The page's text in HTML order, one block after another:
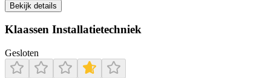
Bekijk details
Klaassen Installatietechniek
Gesloten